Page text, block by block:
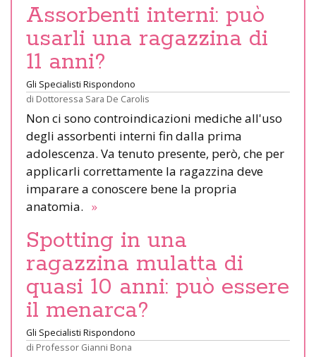
Assorbenti interni: può
usarli una ragazzina di
11 anni?
Gli Specialisti Rispondono
di Dottoressa Sara De Carolis
Non ci sono controindicazioni mediche all'uso
degli assorbenti interni fin dalla prima
adolescenza. Va tenuto presente, però, che per
applicarli correttamente la ragazzina deve
imparare a conoscere bene la propria
anatomia. »
Spotting in una
ragazzina mulatta di
quasi 10 anni: può essere
il menarca?
Gli Specialisti Rispondono
di Professor Gianni Bona